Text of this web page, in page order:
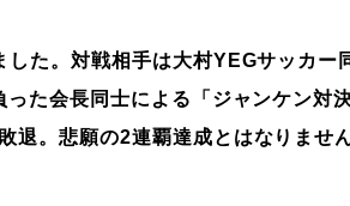
した。対戦相手は大村YEGサッカー
た会長同士による「ジャンケン対
退。悲願の2連覇達成とはなりませ